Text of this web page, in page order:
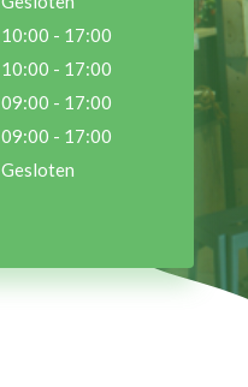
10:00 - 17:00
10:00 - 17:00
09:00 - 17:00
09:00 - 17:00
Gesloten